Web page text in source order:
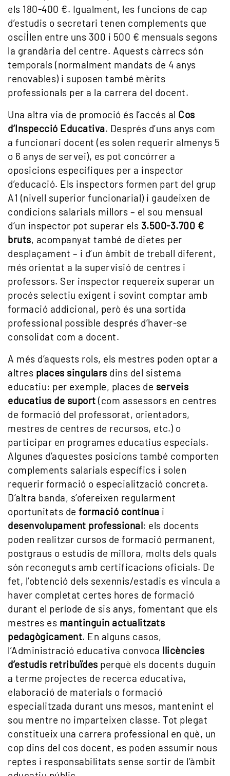
els 180-400 €. Igualment, les funcions de cap
d’estudis o secretari tenen complements que
oscil·len entre uns 300 i 500 € mensuals segons
la grandària del centre. Aquests càrrecs són
temporals (normalment mandats de 4 anys
renovables) i suposen també mèrits
professionals per a la carrera del docent.
Una altra via de promoció és l’accés al Cos
d’Inspecció Educativa. Després d’uns anys com
a funcionari docent (es solen requerir almenys 5
o 6 anys de servei), es pot concórrer a
oposicions específiques per a inspector
d’educació. Els inspectors formen part del grup
A1 (nivell superior funcionarial) i gaudeixen de
condicions salarials millors – el sou mensual
d’un inspector pot superar els 3.500-3.700 €
bruts, acompanyat també de dietes per
desplaçament – i d’un àmbit de treball diferent,
més orientat a la supervisió de centres i
professors. Ser inspector requereix superar un
procés selectiu exigent i sovint comptar amb
formació addicional, però és una sortida
professional possible després d’haver-se
consolidat com a docent.
A més d’aquests rols, els mestres poden optar a
altres places singulars dins del sistema
educatiu: per exemple, places de serveis
educatius de suport (com assessors en centres
de formació del professorat, orientadors,
mestres de centres de recursos, etc.) o
participar en programes educatius especials.
Algunes d’aquestes posicions també comporten
complements salarials específics i solen
requerir formació o especialització concreta.
D’altra banda, s’ofereixen regularment
oportunitats de formació contínua i
desenvolupament professional: els docents
poden realitzar cursos de formació permanent,
postgraus o estudis de millora, molts dels quals
són reconeguts amb certificacions oficials. De
fet, l’obtenció dels sexennis/estadis es vincula a
haver completat certes hores de formació
durant el període de sis anys, fomentant que els
mestres es mantinguin actualitzats
pedagògicament. En alguns casos,
l’Administració educativa convoca llicències
d’estudis retribuïdes perquè els docents duguin
a terme projectes de recerca educativa,
elaboració de materials o formació
especialitzada durant uns mesos, mantenint el
sou mentre no imparteixen classe. Tot plegat
constitueix una carrera professional en què, un
cop dins del cos docent, es poden assumir nous
reptes i responsabilitats sense sortir de l’àmbit